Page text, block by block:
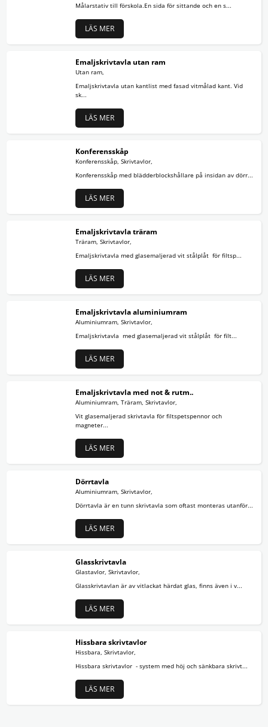
Målarstativ till förskola.En sida för sittande och en s...
LÄS MER
Emaljskrivtavla utan ram
Utan ram,
Emaljskrivtavla utan kantlist med fasad vitmålad kant. Vid
sk...
LÄS MER
Konferensskåp
Konferensskåp, Skrivtavlor,
Konferensskåp med blädderblockshållare på insidan av dörr...
LÄS MER
Emaljskrivtavla träram
Träram, Skrivtavlor,
Emaljskrivtavla med glasemaljerad vit stålplåt för filtsp...
LÄS MER
Emaljskrivtavla aluminiumram
Aluminiumram, Skrivtavlor,
Emaljskrivtavla med glasemaljerad vit stålplåt för filt...
LÄS MER
Emaljskrivtavla med not & rutm..
Aluminiumram, Träram, Skrivtavlor,
Vit glasemaljerad skrivtavla för filtspetspennor och
magneter...
LÄS MER
Dörrtavla
Aluminiumram, Skrivtavlor,
Dörrtavla är en tunn skrivtavla som oftast monteras utanför...
LÄS MER
Glasskrivtavla
Glastavlor, Skrivtavlor,
Glasskrivtavlan är av vitlackat härdat glas, finns även i v...
LÄS MER
Hissbara skrivtavlor
Hissbara, Skrivtavlor,
Hissbara skrivtavlor - system med höj och sänkbara skrivt...
LÄS MER